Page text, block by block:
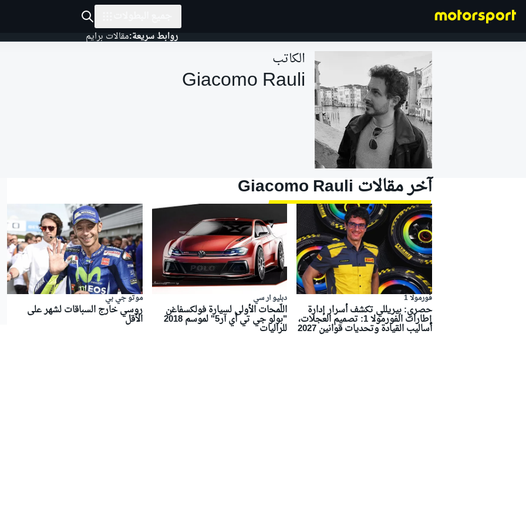
فورمولا 1
موتو جي بي
روابط سريعة:مقالات برايم
الكاتب
Giacomo Rauli
آخر مقالات Giacomo Rauli
فورمولا 1
حصري: بيريللي تكشف أسرار إدارة
إطارات الفورمولا 1: تصميم العجلات،
أساليب القيادة وتحديات قوانين 2027
دبليو آر سي
اللّمحات الأولى لسيارة فولكسفاغن
"بولو جي تي أي آر5" لموسم 2018
للراليات
موتو جي بي
روسي خارج السباقات لشهر على
الأقل